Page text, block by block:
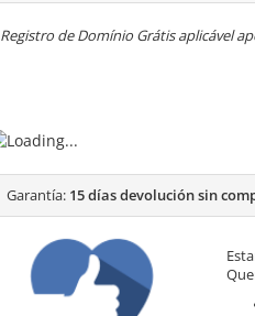
Registro de Domínio Grátis aplicável
Garantía: 15 días devolución sin